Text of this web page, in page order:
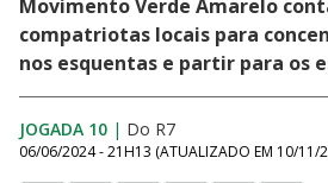
Movimento Verde Amarelo
compatriotas locais para
nos esquentas e partir para os
JOGADA 10 | Do R7
06/06/2024 - 21H13 (ATUALIZADO EM 10/11/